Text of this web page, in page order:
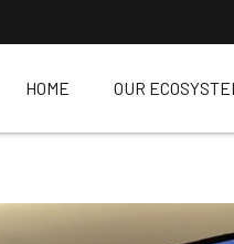
HOME OUR